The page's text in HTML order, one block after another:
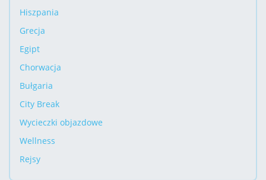
Hiszpania
Grecja
Egipt
Chorwacja
Bułgaria
City Break
Wycieczki objazdowe
Wellness
Rejsy